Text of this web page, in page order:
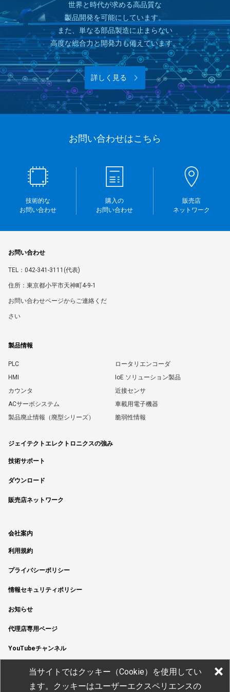
世界と時代が求める高品質な
製品開発を可能にしています。
また、単なる部品製造に止まらない
高度な総合力と開発力も備えています。
詳しく見る
お問い合わせはこちら
技術的な
お問い合わせ
購入の
お問い合わせ
販売店
ネットワーク
お問い合わせ
TEL：042-341-3111(代表)
住所：東京都小平市天神町4-9-1
お問い合わせページからご連絡くだ
さい
製品情報
PLC
ロータリエンコーダ
HMI
IoE ソリューション製品
カウンタ
近接センサ
ACサーボシステム
車載用電子機器
製品廃止情報（廃型シリーズ）
脆弱性情報
ジェイテクトエレクトロニクスの強み
技術サポート
ダウンロード
販売店ネットワーク
会社案内
利用規約
プライバシーポリシー
情報セキュリティポリシー
お知らせ
代理店専用ページ
YouTubeチャンネル
当サイトではクッキー（Cookie）を使用してい
ます。クッキーはユーザーエクスペリエンスの